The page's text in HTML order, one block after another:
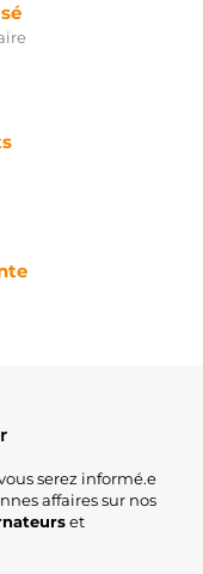
serez informé.e
affaires sur nos
et